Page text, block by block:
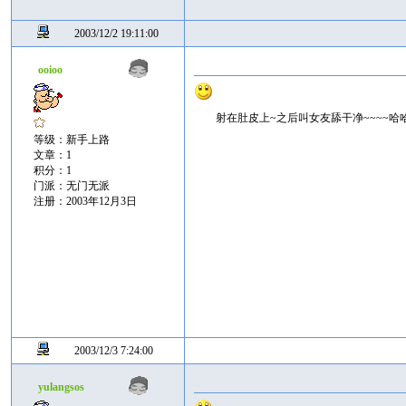
2003/12/2 19:11:00
ooioo
等级：新手上路
文章：1
积分：1
门派：无门无派
注册：2003年12月3日
射在肚皮上~之后叫女友舔干净~~~~哈
2003/12/3 7:24:00
yulangsos